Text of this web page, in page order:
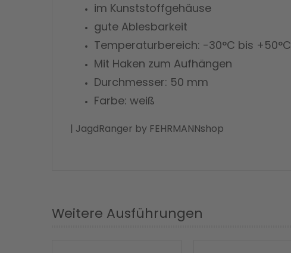
im Kunststoffgehäuse
gute Ablesbarkeit
Temperaturbereich: -30°C bis +50°C
Mit Haken zum Aufhängen
Durchmesser: 50 mm
Farbe: weiß
| JagdRanger by FEHRMANNshop
Weitere Ausführungen